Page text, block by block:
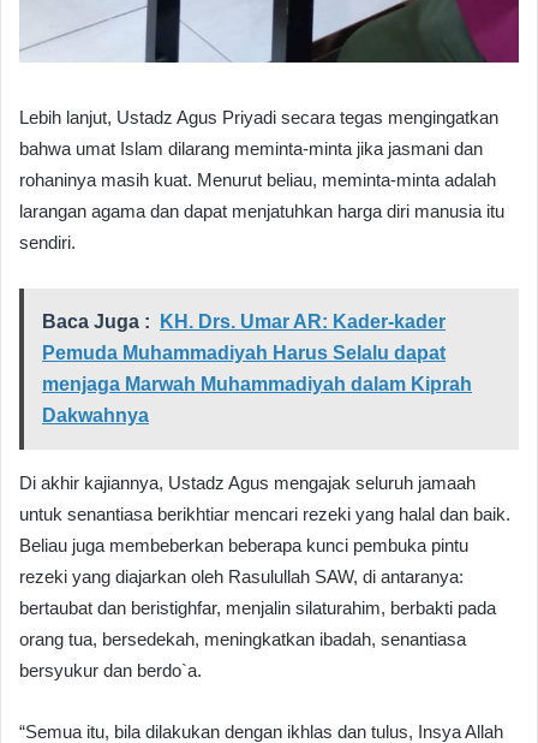
Lebih lanjut, Ustadz Agus Priyadi secara tegas mengingatkan
bahwa umat Islam dilarang meminta-minta jika jasmani dan
rohaninya masih kuat. Menurut beliau, meminta-minta adalah
larangan agama dan dapat menjatuhkan harga diri manusia itu
sendiri.
Baca Juga :
KH. Drs. Umar AR: Kader-kader
Pemuda Muhammadiyah Harus Selalu dapat
menjaga Marwah Muhammadiyah dalam Kiprah
Dakwahnya
Di akhir kajiannya, Ustadz Agus mengajak seluruh jamaah
untuk senantiasa berikhtiar mencari rezeki yang halal dan baik.
Beliau juga membeberkan beberapa kunci pembuka pintu
rezeki yang diajarkan oleh Rasulullah SAW, di antaranya:
bertaubat dan beristighfar, menjalin silaturahim, berbakti pada
orang tua, bersedekah, meningkatkan ibadah, senantiasa
bersyukur dan berdo`a.
“Semua itu, bila dilakukan dengan ikhlas dan tulus, Insya Allah